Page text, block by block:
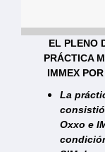
En México,
básico en
El Pleno del
Licitación
EL PLENO
PRÁCTICA
IMMEX
La
Oxxo e